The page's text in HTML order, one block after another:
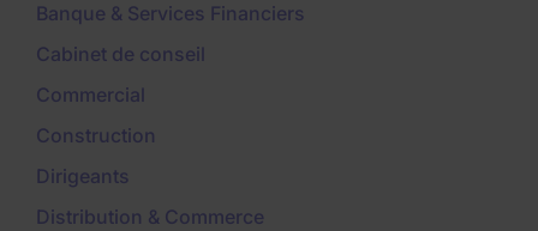
Banque & Services Financiers
Cabinet de conseil
Commercial
Construction
Dirigeants
Distribution & Commerce